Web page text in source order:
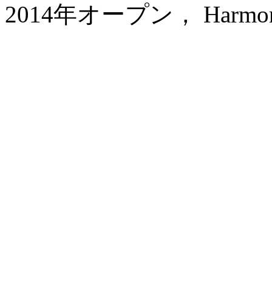
2014年オープン，